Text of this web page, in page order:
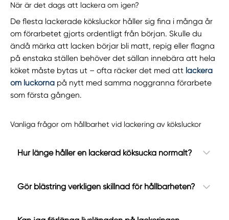
När är det dags att lackera om igen?
De flesta lackerade köksluckor håller sig fina i många år
om förarbetet gjorts ordentligt från början. Skulle du
ändå märka att lacken börjar bli matt, repig eller flagna
på enstaka ställen behöver det sällan innebära att hela
köket måste bytas ut – ofta räcker det med att lackera
om luckorna på nytt med samma noggranna förarbete
som första gången.
Vanliga frågor om hållbarhet vid lackering av köksluckor
Hur länge håller en lackerad köksucka normalt?
Gör blästring verkligen skillnad för hållbarheten?